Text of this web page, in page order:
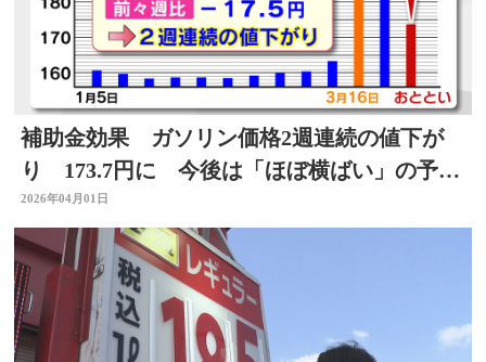
補助金効果 ガソリン価格2週連続の値下が
り 173.7円に 今後は「ほぼ横ばい」の予
想 大分
2026年04月01日